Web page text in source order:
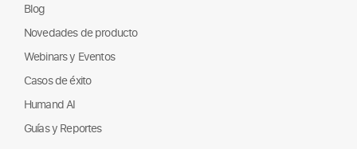
Blog
Novedades de producto
Webinars y Eventos
Casos de éxito
Humand AI
Guías y Reportes